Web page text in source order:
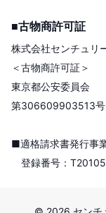
■古物商許可証
株式会社センチュリ
＜古物商許可証＞
東京都公安委員会
第306609903513号
■適格請求書発行事
登録番号：